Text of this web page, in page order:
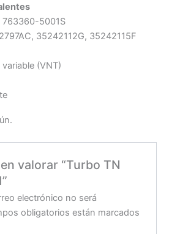
763360-5001S
35242112G, 35242115F
(VNT)
valorar “Turbo TN
electrónico no será
obligatorios están marcados